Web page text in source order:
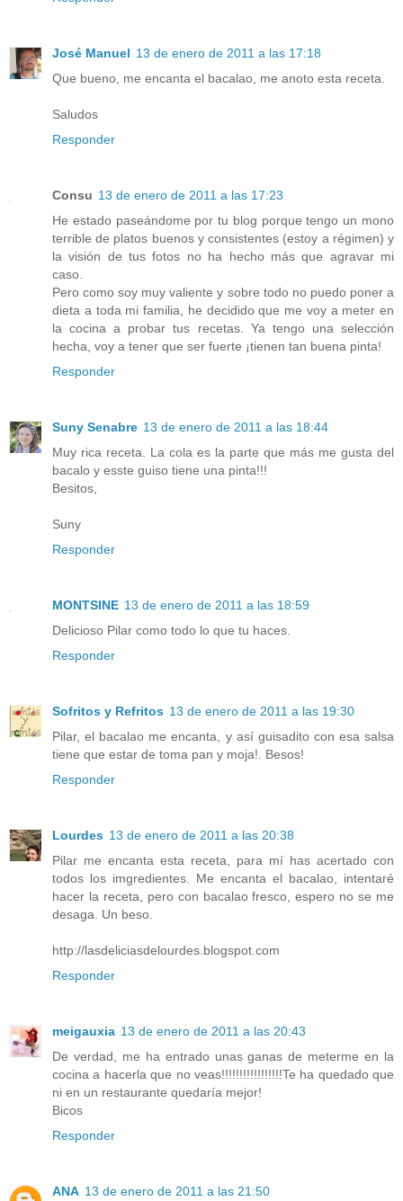
José Manuel 13 de enero de 2011 a las 17:18
Que bueno, me encanta el bacalao, me anoto esta receta.
Saludos
Responder
Consu 13 de enero de 2011 a las 17:23
He estado paseándome por tu blog porque tengo un mono
terrible de platos buenos y consistentes (estoy a régimen) y
la visión de tus fotos no ha hecho más que agravar mi
caso.
Pero como soy muy valiente y sobre todo no puedo poner a
dieta a toda mi familia, he decidido que me voy a meter en
la cocina a probar tus recetas. Ya tengo una selección
hecha, voy a tener que ser fuerte ¡tienen tan buena pinta!
Responder
Suny Senabre 13 de enero de 2011 a las 18:44
Muy rica receta. La cola es la parte que más me gusta del
bacalo y esste guiso tiene una pinta!!!
Besitos,
Suny
Responder
MONTSINE 13 de enero de 2011 a las 18:59
Delicioso Pilar como todo lo que tu haces.
Responder
Sofritos y Refritos 13 de enero de 2011 a las 19:30
Pilar, el bacalao me encanta, y así guisadito con esa salsa
tiene que estar de toma pan y moja!. Besos!
Responder
Lourdes 13 de enero de 2011 a las 20:38
Pilar me encanta esta receta, para mí has acertado con
todos los imgredientes. Me encanta el bacalao, intentaré
hacer la receta, pero con bacalao fresco, espero no se me
desaga. Un beso.
http://lasdeliciasdelourdes.blogspot.com
Responder
meigauxia 13 de enero de 2011 a las 20:43
De verdad, me ha entrado unas ganas de meterme en la
cocina a hacerla que no veas!!!!!!!!!!!!!!!!!Te ha quedado que
ni en un restaurante quedaría mejor!
Bicos
Responder
ANA 13 de enero de 2011 a las 21:50